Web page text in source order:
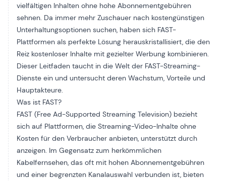
vielfältigen Inhalten ohne hohe Abonnementgebühren
sehnen. Da immer mehr Zuschauer nach kostengünstigen
Unterhaltungsoptionen suchen, haben sich FAST-
Plattformen als perfekte Lösung herauskristallisiert, die den
Reiz kostenloser Inhalte mit gezielter Werbung kombinieren.
Dieser Leitfaden taucht in die Welt der FAST-Streaming-
Dienste ein und untersucht deren Wachstum, Vorteile und
Hauptakteure.
Was ist FAST?
FAST (Free Ad-Supported Streaming Television) bezieht
sich auf Plattformen, die Streaming-Video-Inhalte ohne
Kosten für den Verbraucher anbieten, unterstützt durch
anzeigen. Im Gegensatz zum herkömmlichen
Kabelfernsehen, das oft mit hohen Abonnementgebühren
und einer begrenzten Kanalauswahl verbunden ist, bieten